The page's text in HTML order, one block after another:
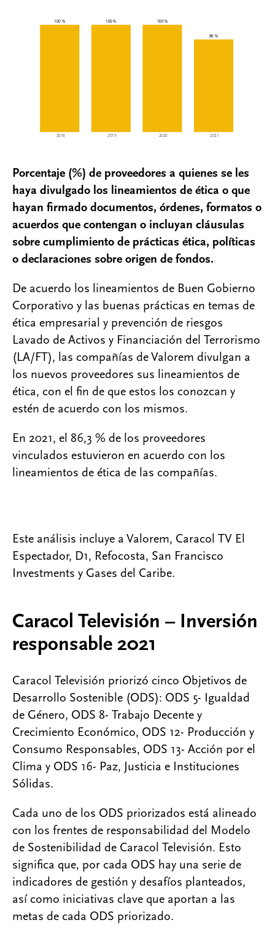
Porcentaje (%) de proveedores a quienes se les
haya divulgado los lineamientos de ética o que
hayan firmado documentos, órdenes, formatos o
acuerdos que contengan o incluyan cláusulas
sobre cumplimiento de prácticas ética, políticas
o declaraciones sobre origen de fondos.
De acuerdo los lineamientos de Buen Gobierno
Corporativo y las buenas prácticas en temas de
ética empresarial y prevención de riesgos
Lavado de Activos y Financiación del Terrorismo
(LA/FT), las compañías de Valorem divulgan a
los nuevos proveedores sus lineamientos de
ética, con el fin de que estos los conozcan y
estén de acuerdo con los mismos.
En 2021, el 86,3 % de los proveedores
vinculados estuvieron en acuerdo con los
lineamientos de ética de las compañías.
Este análisis incluye a Valorem, Caracol TV El
Espectador, D1, Refocosta, San Francisco
Investments y Gases del Caribe.
Caracol Televisión – Inversión
responsable 2021
Caracol Televisión priorizó cinco Objetivos de
Desarrollo Sostenible (ODS): ODS 5- Igualdad
de Género, ODS 8- Trabajo Decente y
Crecimiento Económico, ODS 12- Producción y
Consumo Responsables, ODS 13- Acción por el
Clima y ODS 16- Paz, Justicia e Instituciones
Sólidas.
Cada uno de los ODS priorizados está alineado
con los frentes de responsabilidad del Modelo
de Sostenibilidad de Caracol Televisión. Esto
significa que, por cada ODS hay una serie de
indicadores de gestión y desafíos planteados,
así como iniciativas clave que aportan a las
metas de cada ODS priorizado.